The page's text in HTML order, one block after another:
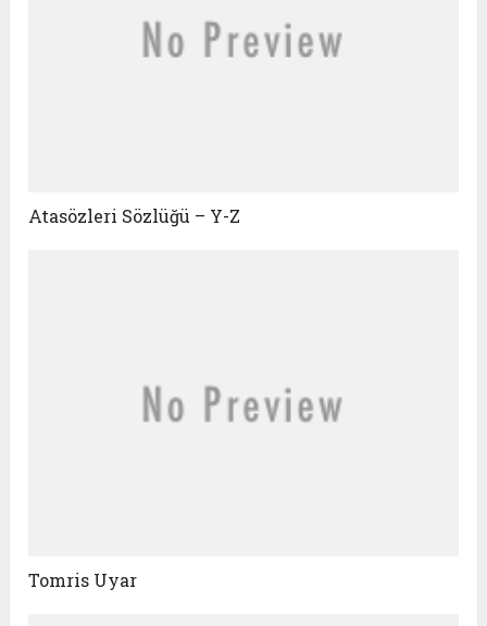
Atasözleri Sözlüğü – Y-Z
Tomris Uyar